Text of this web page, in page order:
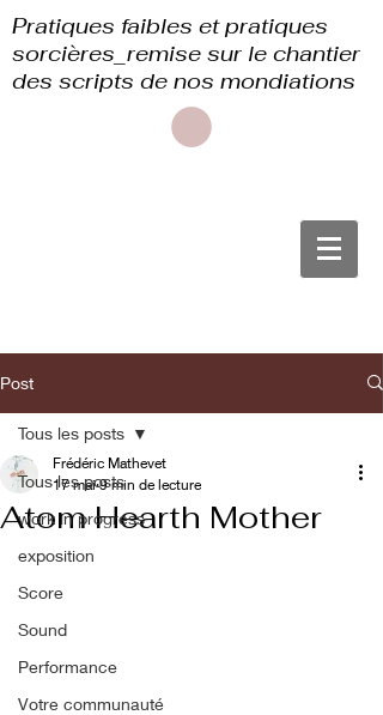
Pratiques faibles et pratiques
sorcières_remise sur le chantier
des scripts de nos mondiations
Post
Tous les posts
work in progress
exposition
Score
Sound
Performance
Votre communauté
Tous les posts
Atom Hearth Mother
Frédéric Mathevet
17 mai 9 min de lecture